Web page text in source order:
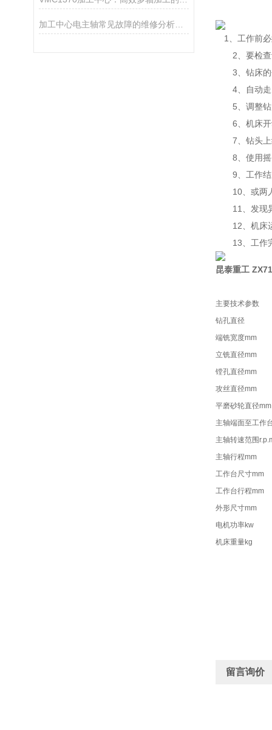
加工中心电主轴常见故障的维修分析与排除方法
1、工作前必
2、要检查设
3、钻床的平
4、自动走刀
5、调整钻
6、机床开动
7、钻头上
8、使用摇
9、工作结
10、或两人
11、发现异
12、机床运
13、工作完
昆泰重工
主要技术参数
钻孔直径
端铣宽度mm
立铣直径mm
镗孔直径mm
攻丝直径mm
平磨砂轮直径mm
主轴端面至工作
主轴转速范围
主轴行程mm
工作台尺寸mm
工作台行程mm
外形尺寸mm
电机功率kw
机床重量kg
留言询价